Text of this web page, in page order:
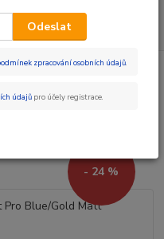
Otevřené helmy
Helma
- 24 %
Odeslat
zpracování osobních údajů.
údajů pro účely registrace.